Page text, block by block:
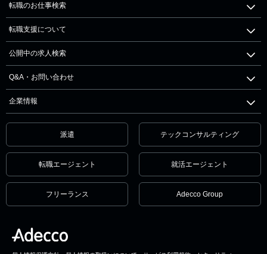
転職のお仕事検索
転職支援について
公開中の求人検索
Q&A・お問い合わせ
企業情報
派遣 テックコンサルティング
転職エージェント 就活エージェント
フリーランス Adecco Group